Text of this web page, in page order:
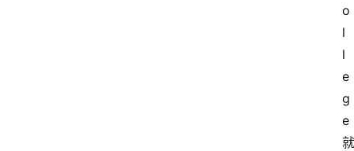
o
l
l
e
g
e
就